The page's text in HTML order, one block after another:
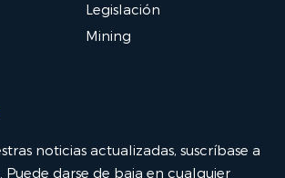
Legislación
Mining
noticias actualizadas, suscríbase a
darse de baja en cualquier